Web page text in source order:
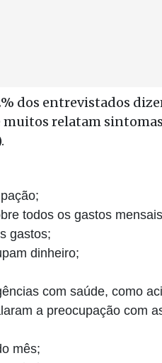
dos entrevistados
relatam
todos os gastos
gastos;
dinheiro;
com saúde, como
a preocupação com
mês;